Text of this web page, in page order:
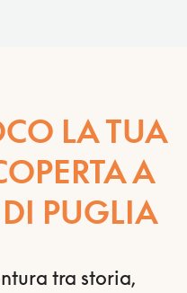
LA TUA
A
PUGLIA
tra storia,